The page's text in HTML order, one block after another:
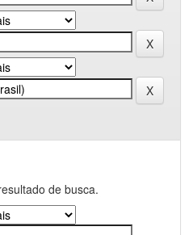
de busca.